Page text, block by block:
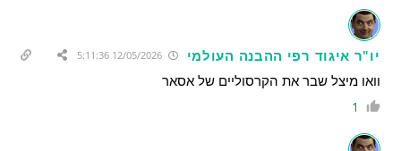
יו"ר איגוד רפי ההבנה העולמי 12/05/2026 5:11:36
וואו מיצל שבר את הקרסוליים של אסאר
1